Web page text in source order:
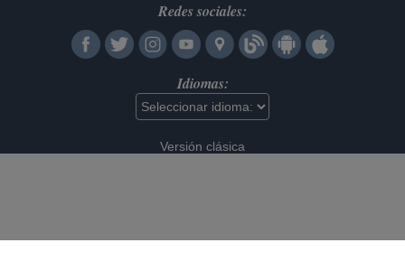
Redes sociales:
Idiomas:
Versión clásica